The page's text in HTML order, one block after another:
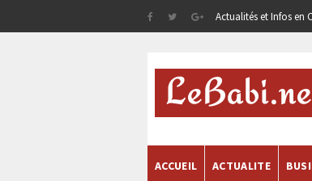
Actualités et Infos en
ACCUEIL ACTUALITE